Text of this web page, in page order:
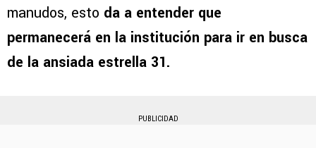
manudos, esto da a entender que
permanecerá en la institución para ir en busca
de la ansiada estrella 31.
PUBLICIDAD